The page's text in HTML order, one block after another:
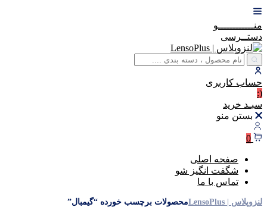
منــــــــــــو
دستــرسی
حساب کاربری
(:
سبـد خرید
بستن منو
0
صفحه اصلی
شگفت انگیز شو
تماس با ما
لنزوپلاس | LensoPlus محصولات برچسب خورده “گیمبال”